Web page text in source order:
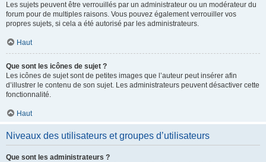
Les sujets peuvent être verrouillés par un administrateur ou un modérateur du
forum pour de multiples raisons. Vous pouvez également verrouiller vos
propres sujets, si cela a été autorisé par les administrateurs.
Haut
Que sont les icônes de sujet ?
Les icônes de sujet sont de petites images que l’auteur peut insérer afin
d’illustrer le contenu de son sujet. Les administrateurs peuvent désactiver cette
fonctionnalité.
Haut
Niveaux des utilisateurs et groupes d’utilisateurs
Que sont les administrateurs ?